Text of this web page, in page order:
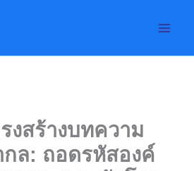
งสร้างบทความ
ล: ถอดรหัสองค์